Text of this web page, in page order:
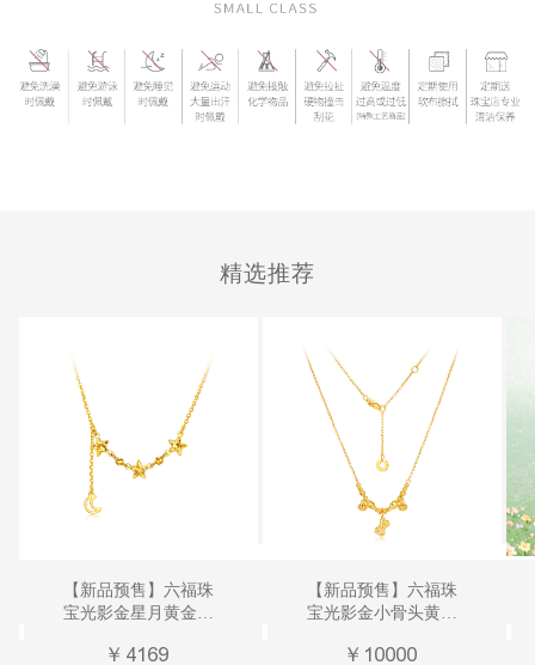
精选推荐
【新品预售】六福珠
宝光影金星月黄金项
女计价GJG0286DS
￥ 4169
【新品预售】六福珠
宝光影金小骨头黄金
套链女计价041614na
￥ 10000